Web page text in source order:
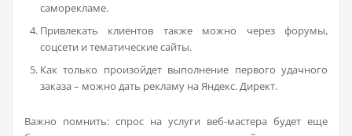
саморекламе.
Привлекать клиентов также можно через форумы,
соцсети и тематические сайты.
Как только произойдет выполнение первого удачного
заказа – можно дать рекламу на Яндекс. Директ.
Важно помнить: спрос на услуги веб-мастера будет еще